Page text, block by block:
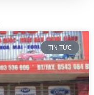
TIN TỨC